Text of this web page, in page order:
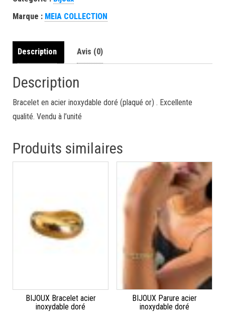
Marque : MEIA COLLECTION
Description Avis (0)
Description
Bracelet en acier inoxydable doré (plaqué or) . Excellente
qualité. Vendu à l’unité
Produits similaires
BIJOUX Bracelet acier
inoxydable doré
BIJOUX Parure acier
inoxydable doré